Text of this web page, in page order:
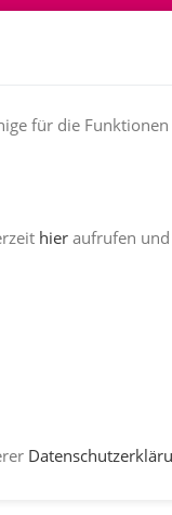
nun?
15.05.2023
für die
hieraufrufen und